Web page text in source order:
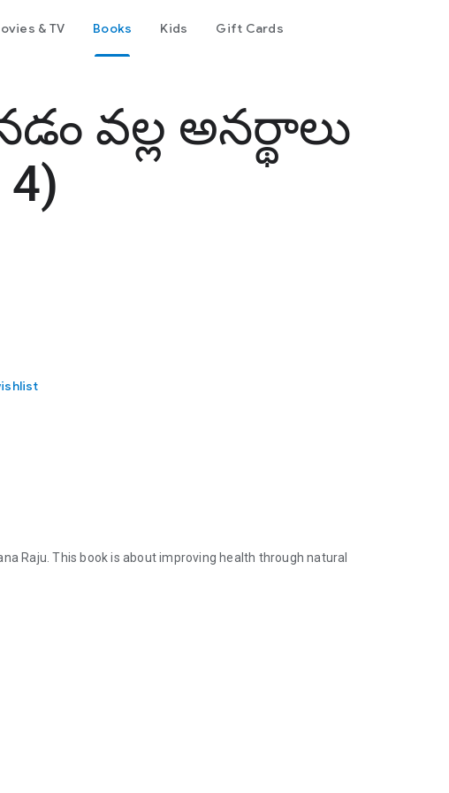
& TV Books Kids Gift Cards
వల్ల అనర్థాలు
4)
Raju. This book is about improving health through natural
Raju. This book is about improving health through natural methods